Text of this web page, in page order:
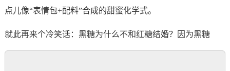
点儿像“表情包+配料”合成的甜蜜化学式。
就此再来个冷笑话：黑糖为什么不和红糖结婚？因为黑糖